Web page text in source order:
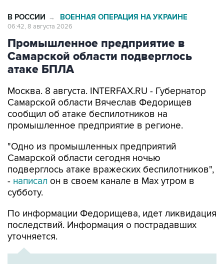
В РОССИИ → ВОЕННАЯ ОПЕРАЦИЯ НА УКРАИНЕ
06:42, 8 августа 2026
Промышленное предприятие в
Самарской области подверглось
атаке БПЛА
Москва. 8 августа. INTERFAX.RU - Губернатор
Самарской области Вячеслав Федорищев
сообщил об атаке беспилотников на
промышленное предприятие в регионе.
"Одно из промышленных предприятий
Самарской области сегодня ночью
подверглось атаке вражеских беспилотников",
- написал он в своем канале в Max утром в
субботу.
По информации Федорищева, идет ликвидация
последствий. Информация о пострадавших
уточняется.